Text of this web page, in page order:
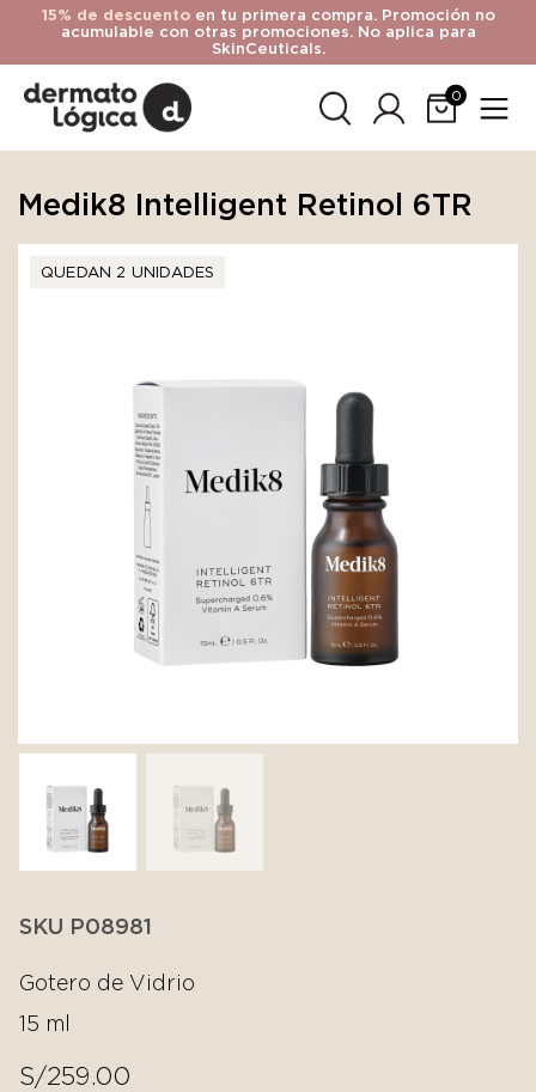
15% de descuentoen tu primera compra. Promoción no
acumulable con otras promociones. No aplica para
SkinCeuticals.
0
Medik8 Intelligent Retinol 6TR
QUEDAN 2 UNIDADES
SKU P08981
Gotero de Vidrio
15 ml
S/259.00